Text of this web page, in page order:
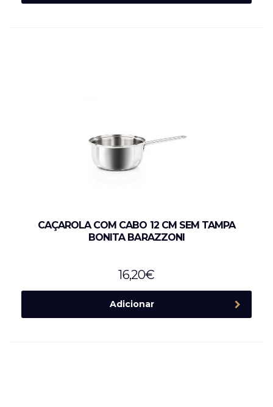
CAÇAROLA COM CABO 12 CM SEM TAMPA
BONITA BARAZZONI
16,20€
Adicionar